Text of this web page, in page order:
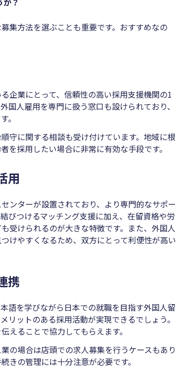
集方法を選ぶことも重要です。おすすめなの
企業にとって、信頼性の高い採用支援機関の1
国人雇用を専門に扱う窓口も設けられており、
。
守に関する相談も受け付けています。地域に根
を採用したい場合に非常に有効な手段です。
用
ンターが設置されており、より専門的なサポー
びつけるマッチング支援に加え、在留資格や労
受けられるのが大きな特徴です。また、外国人
けやすくなるため、双方にとって利便性が高い
携
語を学びながら日本での就職を目指す外国人留
リットのある採用活動が実現できるでしょう。
えることで協力してもらえます。
の場合は店頭での求人募集を行うケースもあり
きの管理には十分注意が必要です。